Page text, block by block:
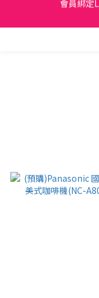
日立家電